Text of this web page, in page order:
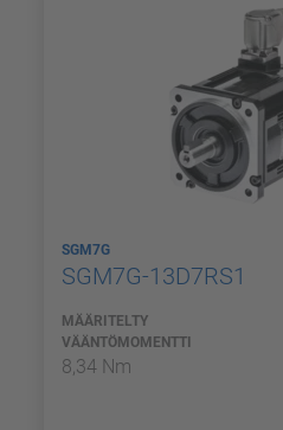
SGM7G
SGM7G-13D7RS1
MÄÄRITELTY
VÄÄNTÖMOMENTTI
8,34 Nm